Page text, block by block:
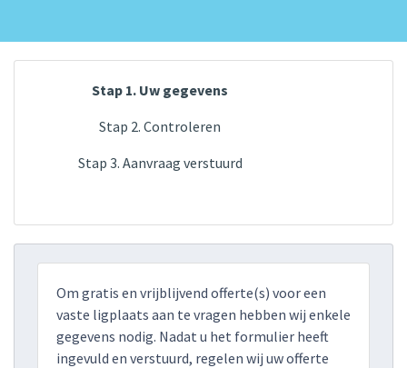
Stap 1. Uw gegevens
Stap 2. Controleren
Stap 3. Aanvraag verstuurd
Om gratis en vrijblijvend offerte(s) voor een
vaste ligplaats aan te vragen hebben wij enkele
gegevens nodig. Nadat u het formulier heeft
ingevuld en verstuurd, regelen wij uw offerte